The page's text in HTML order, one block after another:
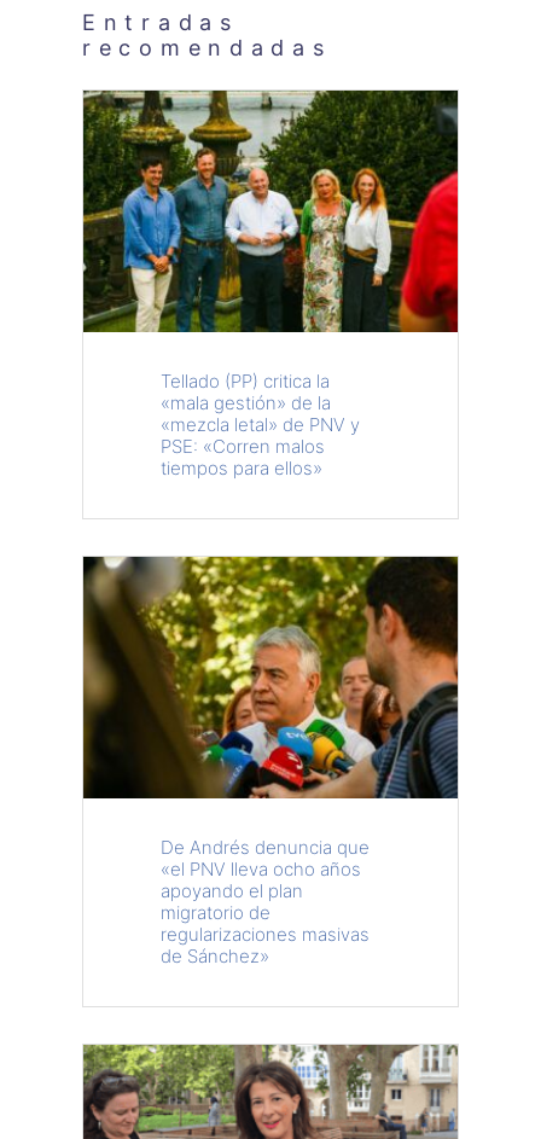
Entradas
recomendadas
Tellado (PP) critica la
«mala gestión» de la
«mezcla letal» de PNV y
PSE: «Corren malos
tiempos para ellos»
De Andrés denuncia que
«el PNV lleva ocho años
apoyando el plan
migratorio de
regularizaciones masivas
de Sánchez»